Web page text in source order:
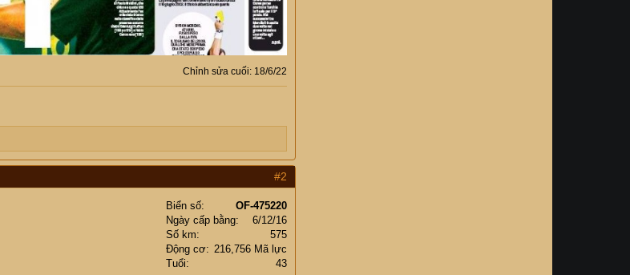
Chỉnh sửa cuối: 18/6/22
#2
Biển số
OF-475220
Ngày cấp bằng
6/12/16
Số km
575
Động cơ
216,756 Mã lực
Tuổi
43